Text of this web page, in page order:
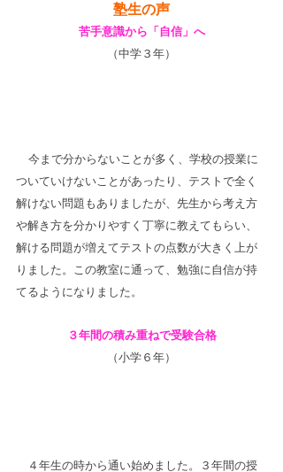
塾生の声
苦手意識から「自信」へ
（中学３年）
今まで分からないことが多く、学校の授業に
ついていけないことがあったり、テストで全く
解けない問題もありましたが、先生から考え方
や解き方を分かりやすく丁寧に教えてもらい、
解ける問題が増えてテストの点数が大きく上が
りました。この教室に通って、勉強に自信が持
てるようになりました。
３年間の積み重ねで受験合格
（小学６年）
４年生の時から通い始めました。３年間の授